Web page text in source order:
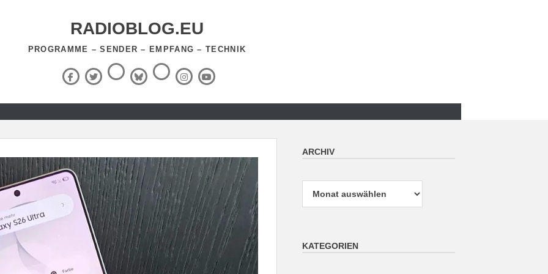
RADIOBLOG.EU
PROGRAMME – SENDER – EMPFANG – TECHNIK
Facebook
X
(Twitter)
ThreadsBlueSky
RSS-
Feed InstagramYouTube
ARCHIV
KATEGORIEN